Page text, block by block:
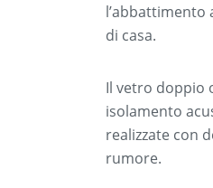
l’abbattimento
di casa.
Il vetro doppio
isolamento
realizzate con
rumore.